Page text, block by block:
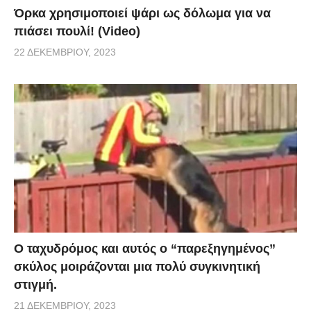
Όρκα χρησιμοποιεί ψάρι ως δόλωμα για να
πιάσει πουλί! (Video)
22 ΔΕΚΕΜΒΡΊΟΥ, 2023
Ο ταχυδρόμος και αυτός ο “παρεξηγημένος”
σκύλος μοιράζονται μια πολύ συγκινητική
στιγμή.
21 ΔΕΚΕΜΒΡΊΟΥ, 2023